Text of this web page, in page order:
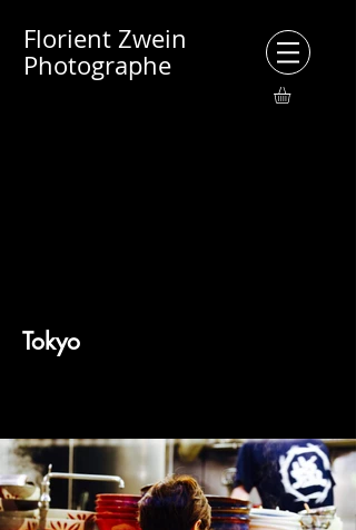
Florient Zwein
Photographe
Tokyo